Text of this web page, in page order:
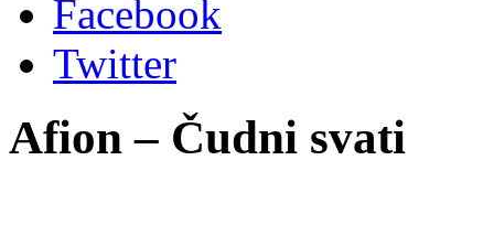
Facebook
Twitter
Afion – Čudni svati